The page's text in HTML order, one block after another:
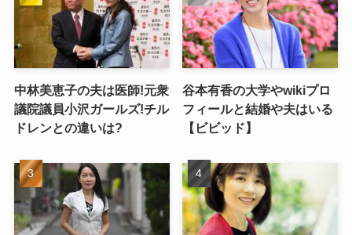
中林美恵子の夫は医師!元衆
議院議員小沢ガールズ!チル
ドレンとの違いは?
谷本有香の大学やwikiプロ
フィールと結婚や夫はいる
【ビビッド】